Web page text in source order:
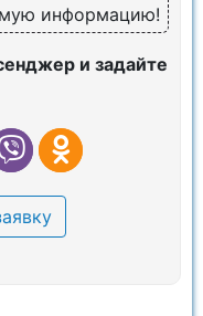
информацию!
и задайте